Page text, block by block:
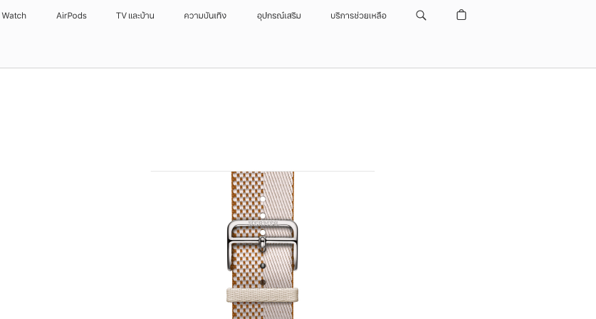
Watch AirPods TV และบ้าน ความบันเทิง อุปกรณ์เสริม บริการช่วยเหลือ